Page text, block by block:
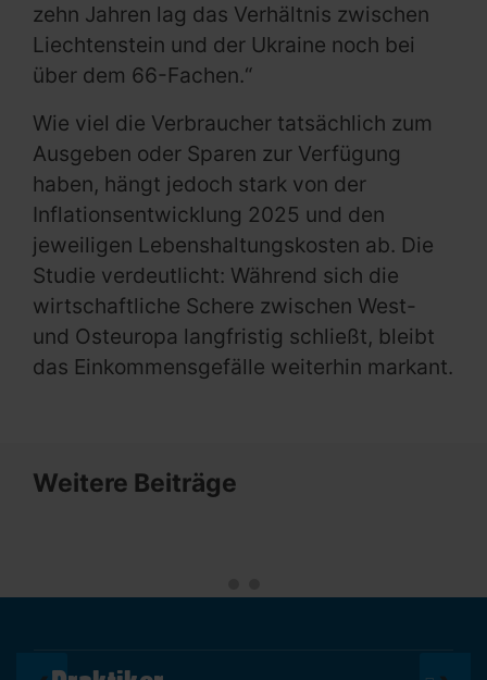
zehn Jahren lag das Verhältnis zwischen
Liechtenstein und der Ukraine noch bei
über dem 66-Fachen.“
Wie viel die Verbraucher tatsächlich zum
Ausgeben oder Sparen zur Verfügung
haben, hängt jedoch stark von der
Inflationsentwicklung 2025 und den
jeweiligen Lebenshaltungskosten ab. Die
Studie verdeutlicht: Während sich die
wirtschaftliche Schere zwischen West-
und Osteuropa langfristig schließt, bleibt
das Einkommensgefälle weiterhin markant.
Weitere Beiträge